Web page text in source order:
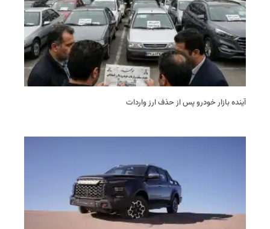
آینده بازار خودرو پس از حذف ارز واردات